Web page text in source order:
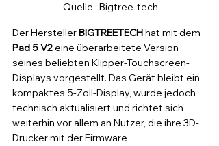
Quelle : Bigtree-tech
Der Hersteller BIGTREETECH hat mit dem
Pad 5 V2 eine überarbeitete Version
seines beliebten Klipper-Touchscreen-
Displays vorgestellt. Das Gerät bleibt ein
kompaktes 5-Zoll-Display, wurde jedoch
technisch aktualisiert und richtet sich
weiterhin vor allem an Nutzer, die ihre 3D-
Drucker mit der Firmware